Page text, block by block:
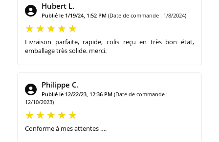
Hubert L.
Publié le 1/19/24, 1:52 PM (Date de commande : 1/8/2024)
Livraison parfaite, rapide, colis reçu en très bon état,
emballage très solide. merci.
Philippe C.
Publié le 12/22/23, 12:36 PM (Date de commande :
12/10/2023)
Conforme à mes attentes ….